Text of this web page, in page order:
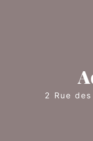
2 Rue des Verts Prés, 44700